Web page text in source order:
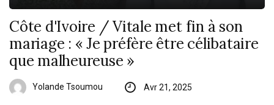
Côte d'Ivoire / Vitale met fin à son
mariage : « Je préfère être célibataire
que malheureuse »
Yolande Tsoumou Avr 21, 2025